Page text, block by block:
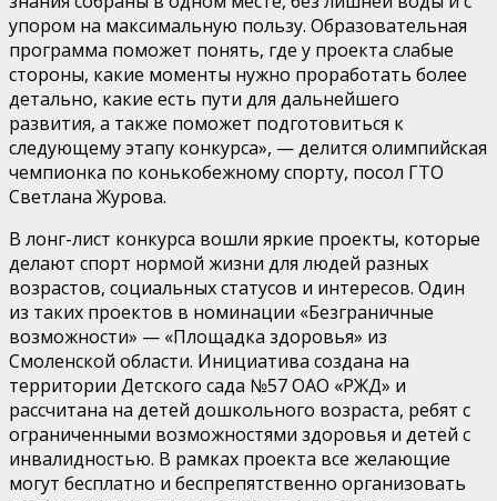
упором на максимальную пользу. Образовательная
программа поможет понять, где у проекта слабые
стороны, какие моменты нужно проработать более
детально, какие есть пути для дальнейшего
развития, а также поможет подготовиться к
следующему этапу конкурса», — делится олимпийская
чемпионка по конькобежному спорту, посол ГТО
Светлана Журова.
В лонг-лист конкурса вошли яркие проекты, которые
делают спорт нормой жизни для людей разных
возрастов, социальных статусов и интересов. Один
из таких проектов в номинации «Безграничные
возможности» — «Площадка здоровья» из
Смоленской области. Инициатива создана на
территории Детского сада №57 ОАО «РЖД» и
рассчитана на детей дошкольного возраста, ребят с
ограниченными возможностями здоровья и детей с
инвалидностью. В рамках проекта все желающие
могут бесплатно и беспрепятственно организовать